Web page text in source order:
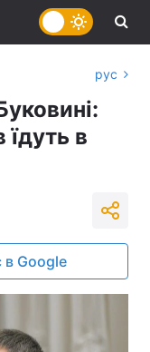
рус
їдуть в
в Google